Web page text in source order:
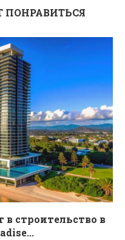
строительство в